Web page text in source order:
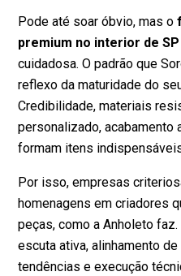
Pode até soar óbvio, mas o
premium no interior de SP
cuidadosa. O padrão que
reflexo da maturidade do
Credibilidade, materiais
personalizado,
formam itens
Por isso, empresas
homenagens em criadores
peças, como a Anholeto
escuta ativa, alinhamento
tendências e execução